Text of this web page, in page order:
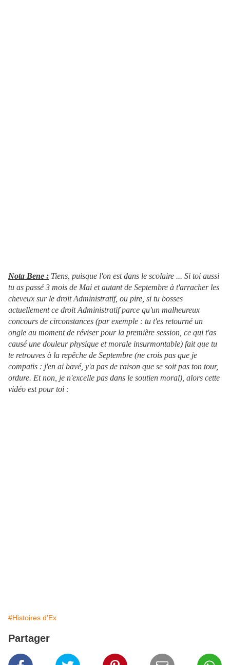
Nota Bene : Tiens, puisque l'on est dans le scolaire ... Si toi aussi
tu as passé 3 mois de Mai et autant de Septembre à t'arracher les
cheveux sur le droit Administratif, ou pire, si tu bosses
actuellement ce droit Administratif parce qu'un malheureux
concours de circonstances (par exemple : tu t'es retourné un
ongle au moment de réviser pour la première session, ce qui t'as
causé une douleur physique et morale insurmontable) fait que tu
te retrouves à la repêche de Septembre (ne crois pas que je
compatis : j'en ai bavé, y'a pas de raison que se soit pas ton tour,
ordure. Et non, je n'excelle pas dans le soutien moral), alors cette
vidéo est pour toi :
#Histoires d'Ex
Partager